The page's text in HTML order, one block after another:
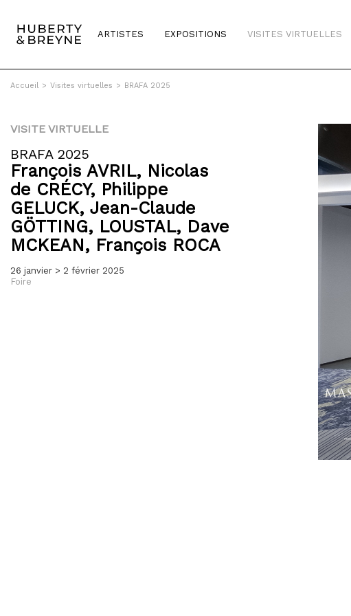
ARTISTES EXPOSITIONS VISITES VIRTUELLES
Accueil > Visites virtuelles > BRAFA 2025
VISITE VIRTUELLE
BRAFA 2025
François AVRIL, Nicolas
de CRÉCY, Philippe
GELUCK, Jean-Claude
GÖTTING, LOUSTAL, Dave
MCKEAN, François ROCA
26 janvier > 2 février 2025
Foire